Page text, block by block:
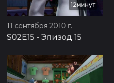
12минут
11 сентября 2010 г.
S02E15 - Эпизод 15